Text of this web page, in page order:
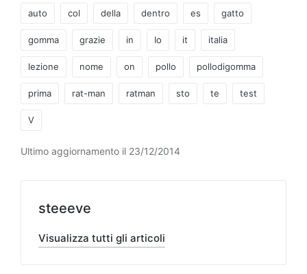
auto col della dentro es gatto
gomma grazie in Io it italia
lezione nome on pollo pollodigomma
prima rat-man ratman sto te test
V
Ultimo aggiornamento il 23/12/2014
steeeve
Visualizza tutti gli articoli